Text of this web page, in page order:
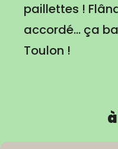
paillettes !
accordé… ça
Toulon !